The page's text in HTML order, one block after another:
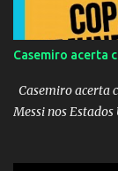
Casemiro acerta
Casemiro acerta
Messi nos Estados